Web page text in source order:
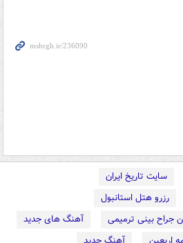
سایت تاریخ ایران
رزرو هتل استانبول
جراح بینی ترمیمی
آهنگ های جدید